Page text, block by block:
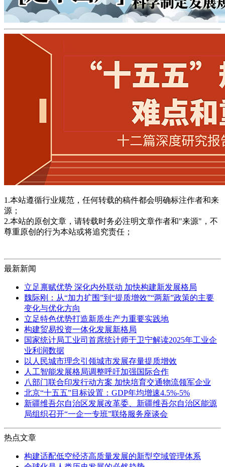
1.本站遵循行业规范，任何转载的稿件都会明确标注作者和来
源；
2.本站的原创文章，请转载时务必注明文章作者和"来源"，不
尊重原创的行为本站或将追究责任；
最新新闻
立足禀赋优势 深化内外联动 加快构建新发展格局
魏际刚：从“加力扩围”到“提质增效”“两新”政策的主要
变化与优化方向
立足特色优势打造新质生产力重要实践地
构建贸易投资一体化发展新格局
国家统计局工业司首席统计师于卫宁解读2025年工业企
业利润数据
以人民城市理念引领城市发展存量提质增效
人工智能发展格局调整呼吁加强国际合作
八部门联合印发行动方案 加快培育交通物流领军企业
北京“十五五”目标设置：GDP年均增速4.5%-5%
新疆维吾尔自治区发展改革委、新疆维吾尔自治区能源
局组织召开“一企一专班”联络服务座谈会
热点文章
构建适配低空经济高质量发展的新型空域管理体系